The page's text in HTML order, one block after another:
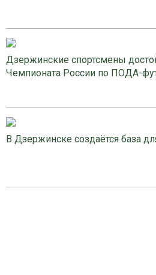
Дзержинские спортсмены
Чемпионата России по ПОДА-
В Дзержинске создаётся база